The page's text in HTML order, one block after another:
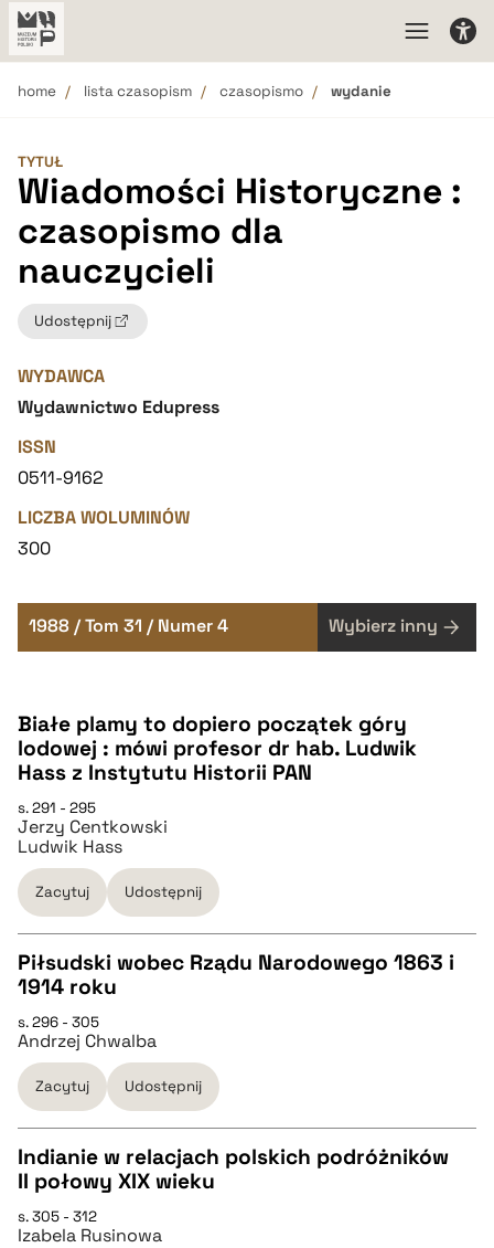
home lista czasopism czasopismo wydanie
TYTUŁ
Wiadomości Historyczne :
czasopismo dla
nauczycieli
Udostępnij
WYDAWCA
Wydawnictwo Edupress
ISSN
0511-9162
LICZBA WOLUMINÓW
300
1988 / Tom 31 / Numer 4 Wybierz inny
Białe plamy to dopiero początek góry
lodowej : mówi profesor dr hab. Ludwik
Hass z Instytutu Historii PAN
s. 291 - 295
Jerzy Centkowski
Ludwik Hass
Zacytuj Udostępnij
pobierz cytat
BIBTEX
pobierz cytat
Piłsudski wobec Rządu Narodowego 1863 i
1914 roku
s. 296 - 305
Andrzej Chwalba
Zacytuj Udostępnij
CZYSTY TEKST
Indianie w relacjach polskich podróżników
II połowy XIX wieku
s. 305 - 312
Izabela Rusinowa